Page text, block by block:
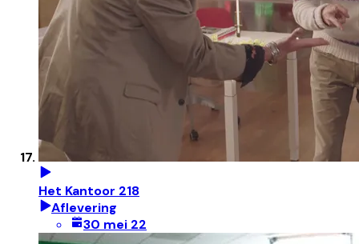
Het Kantoor 218
Aflevering
30 mei 22